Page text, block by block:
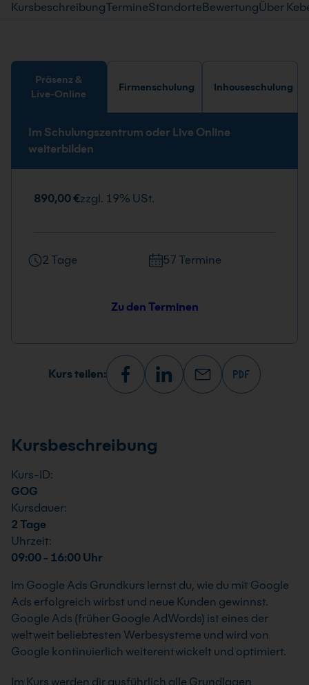
KursbeschreibungTermineStandorteBewertungÜber
Präsenz &
Live-Online
Firmenschulung Inhouseschulung
Im Schulungszentrum oder Live Online
weiterbilden
890,00 €zzgl. 19% USt.
2 Tage 57 Termine
Zu den Terminen
Kurs teilen:
Kursbeschreibung
Kurs-ID:
GOG
Kursdauer:
2 Tage
Uhrzeit:
09:00 - 16:00 Uhr
Im Google Ads Grundkurs lernst du, wie du mit Google
Ads erfolgreich wirbst und neue Kunden gewinnst.
Google Ads (früher Google AdWords) ist eines der
weltweit beliebtesten Werbesysteme und wird von
Google kontinuierlich weiterentwickelt und optimiert.
Im Kurs werden dir ausführlich alle Grundlagen